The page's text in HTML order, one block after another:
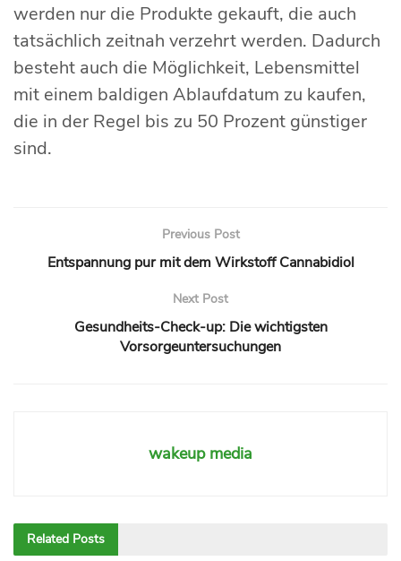
werden nur die Produkte gekauft, die auch
tatsächlich zeitnah verzehrt werden. Dadurch
besteht auch die Möglichkeit, Lebensmittel
mit einem baldigen Ablaufdatum zu kaufen,
die in der Regel bis zu 50 Prozent günstiger
sind.
Previous Post
Entspannung pur mit dem Wirkstoff Cannabidiol
Next Post
Gesundheits-Check-up: Die wichtigsten
Vorsorgeuntersuchungen
wakeup media
Related Posts